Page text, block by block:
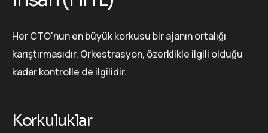
Her CTO'nun en büyük korkusu bir ajanın ortalığı
karıştırmasıdır. Orkestrasyon, özerklikle ilgili olduğu
kadar kontrolle de ilgilidir.
Korkuluklar